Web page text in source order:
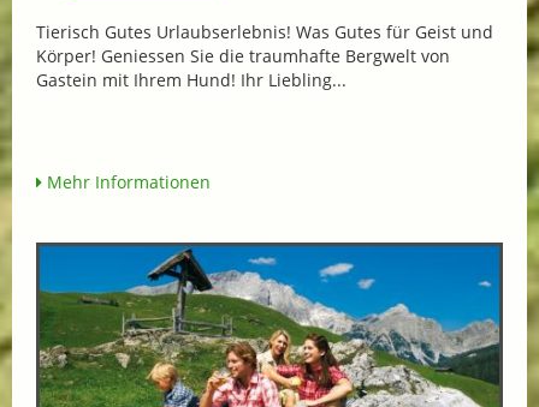
Tierisch Gutes Urlaubserlebnis! Was Gutes für Geist und
Körper! Geniessen Sie die traumhafte Bergwelt von
Gastein mit Ihrem Hund! Ihr Liebling...
Mehr Informationen